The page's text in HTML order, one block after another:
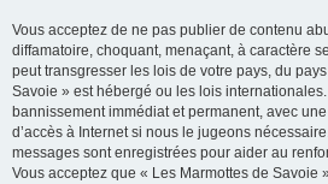
Vous acceptez de ne pas publier de contenu
diffamatoire, choquant, menaçant, à caractère
peut transgresser les lois de votre pays, du
Savoie » est hébergé ou les lois
bannissement immédiat et permanent, avec
d’accès à Internet si nous le jugeons
messages sont enregistrées pour aider au
Vous acceptez que « Les Marmottes de Savoie